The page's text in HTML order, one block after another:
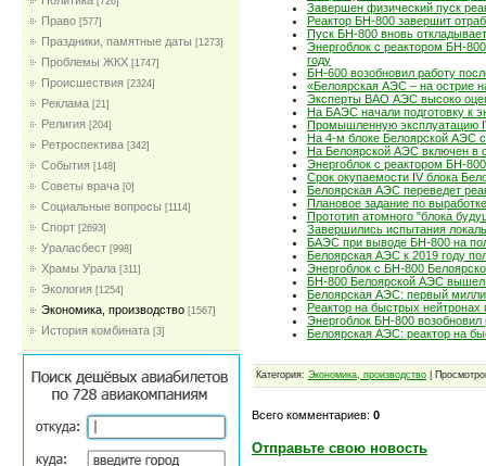
Право [577]
Праздники, памятные даты [1273]
Проблемы ЖКХ [1747]
Проиcшествия [2324]
Реклама [21]
Религия [204]
Ретроспектива [342]
События [148]
Советы врача [0]
Социальные вопросы [1114]
Спорт [2693]
Ураласбест [998]
Храмы Урала [311]
Экология [1254]
Экономика, производство [1567]
История комбината [3]
Завершен физический пуск
Реактор БН-800 завершит
Пуск БН-800 вновь
Энергоблок с реактором БН-
году
БН-600 возобновил работу
«Белоярская АЭС – на острие
Эксперты ВАО АЭС высоко
На БАЭС начали подготовку к
Промышленную эксплуатацию
На 4-м блоке Белоярской АЭС
На Белоярской АЭС включен в
Энергоблок с реактором БН-
Срок окупаемости IV блока
Белоярская АЭС переведет
Плановое задание по
Прототип атомного "блока
Завершились испытания
БАЭС при выводе БН-800 на
Белоярская АЭС к 2019 году
Энергоблок с БН-800
БН-800 Белоярской АЭС вышел
Белоярская АЭС: первый
Реактор на быстрых
Энергоблок БН-800 возобновил
Белоярская АЭС: реактор на
Категория: Экономика, производство |
Всего комментариев: 0
Отправьте свою новость